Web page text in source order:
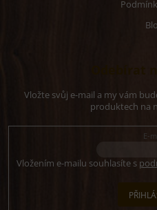
Vložte svůj e-mail a my vám
produktech na
E-
Vložením e-mailu souhlasíte s